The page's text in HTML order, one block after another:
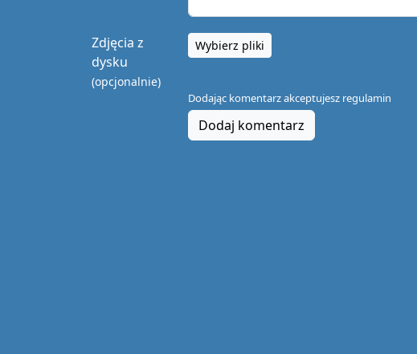
Zdjęcia z
dysku
(opcjonalnie)
Wybierz pliki
Dodając komentarz akceptujesz regulamin
Dodaj komentarz